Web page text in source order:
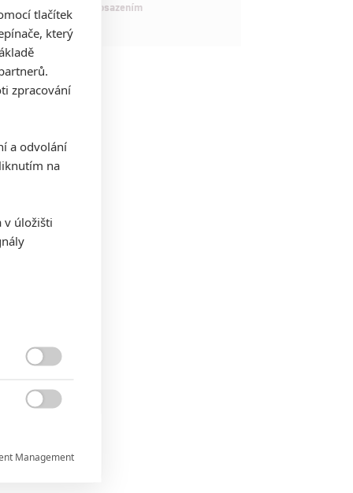
maximálně nabitým obsazením
tlačítek
který
zpracování
a odvolání
na
v úložišti

Management